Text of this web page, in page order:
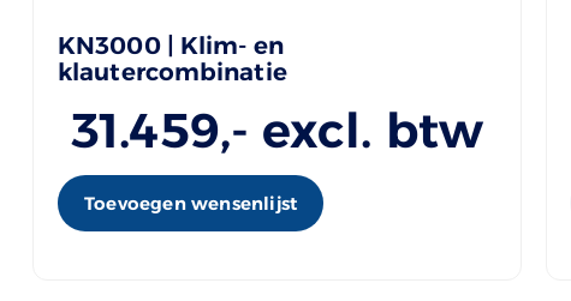
KN3000 | Klim- en
klautercombinatie
31.459,- excl. btw
Toevoegen wensenlijst